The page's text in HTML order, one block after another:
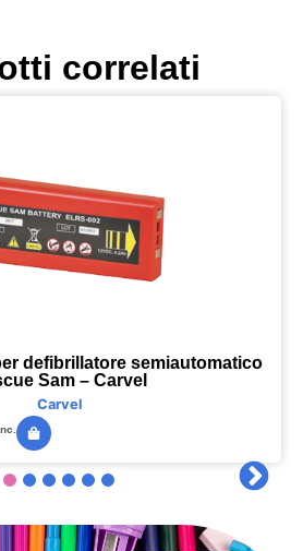
correlati
defibrillatore semiautomatico
Sam – Carvel
Carvel